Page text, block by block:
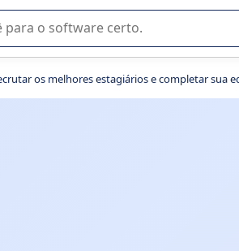
SaaS para sua empresa.
os melhores estagiários e completar sua